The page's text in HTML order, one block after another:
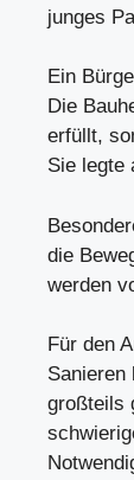
junges
Ein
Die
erfüllt,
Sie legte
die
werden
Für den
Sanieren
großteils